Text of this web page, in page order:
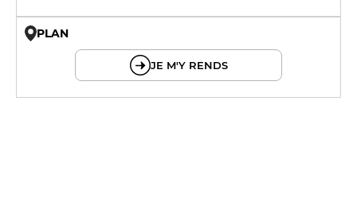
PLAN
JE M'Y RENDS